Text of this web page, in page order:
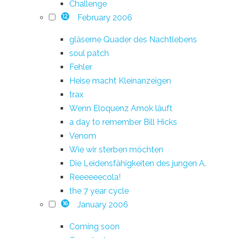
Challenge
12 February 2006
gläserne Quader des Nachtlebens
soul patch
Fehler
Heise macht Kleinanzeigen
trax
Wenn Eloquenz Amok läuft
a day to remember Bill Hicks
Venom
Wie wir sterben möchten
Die Leidensfähigkeiten des jungen A.
Reeeeeecola!
the 7 year cycle
16 January 2006
Coming soon